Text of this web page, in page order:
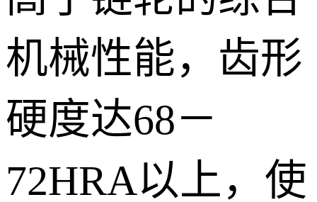
机械性能，齿形
硬度达68－
72HRA以上，使